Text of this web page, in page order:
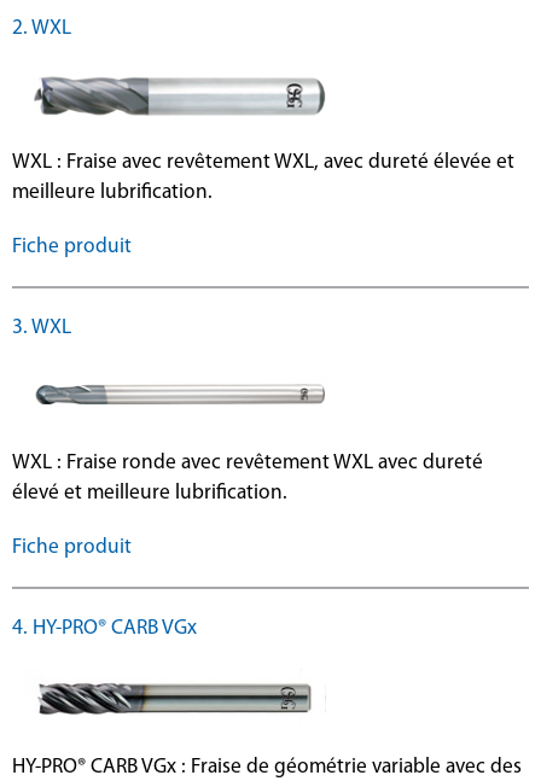
2. WXL
WXL : Fraise avec revêtement WXL, avec dureté élevée et
meilleure lubrification.
Fiche produit
3. WXL
WXL : Fraise ronde avec revêtement WXL avec dureté
élevé et meilleure lubrification.
Fiche produit
4. HY-PRO® CARB VGx
HY-PRO® CARB VGx : Fraise de géométrie variable avec des